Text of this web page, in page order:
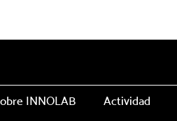
INNOLAB Actividad